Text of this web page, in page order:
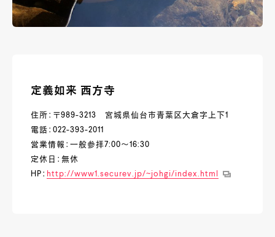
定義如来 西方寺
住所：〒989-3213 宮城県仙台市青葉区大倉字上下1
電話：022-393-2011
営業情報：一般参拝7:00～16:30
定休日：無休
HP： http://www1.securev.jp/~johgi/index.html